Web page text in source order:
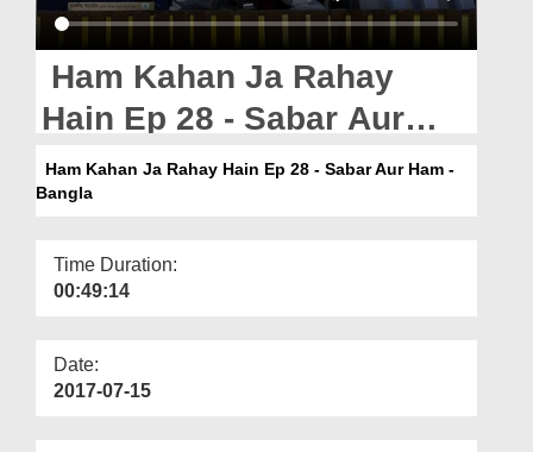
Magazine
Departments
Our Websites
More
Ham Kahan Ja Rahay
Hain Ep 28 - Sabar Aur
Ham - Bangla
Ham Kahan Ja Rahay Hain Ep 28 - Sabar Aur Ham -
Bangla
Time Duration:
00:49:14
Date:
2017-07-15